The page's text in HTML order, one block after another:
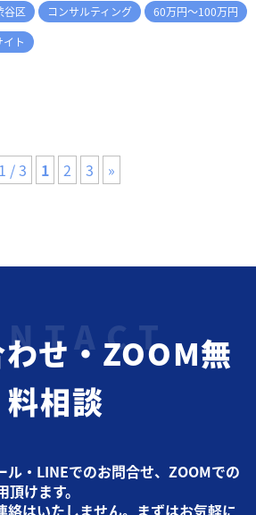
谷区 コンサルティング
60万円～100万円
ト
1 / 3 1 2 3 »
せ・ZOOM無
料相談
ル・LINEでのお問合せ、ZOOMでの
けます。
絡はいたしません。まずはお気軽に